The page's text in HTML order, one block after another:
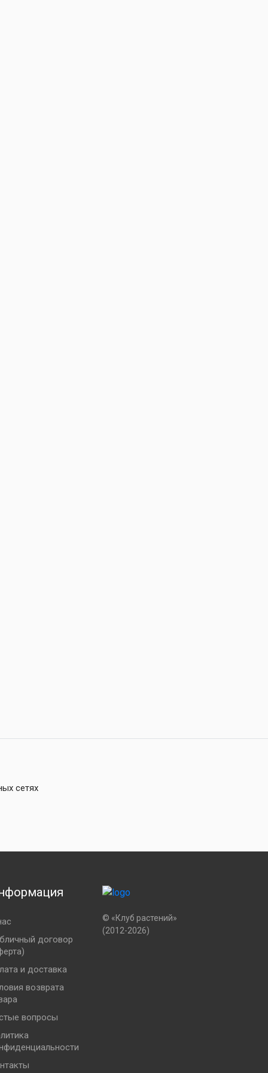
сетях
договор
и доставка
возврата
вопросы
© «Клуб растений»
(2012-2026)